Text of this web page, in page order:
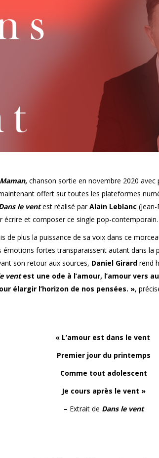
Maman, chanson sortie en novembre 2020 avec
offert sur toutes les plateformes
le ventest réalisé parAlain Leblanc
écrire et composer ce single pop-contemporain.
de plus la puissance de sa voix dans ce
fortes transparaissent autant dans la
son retour aux sources, Daniel Girard rend
ventest une ode à l’amour, l’amour vers
élargir l’horizon de nos pensées. »,
« L’amour est dans le vent
Premier jour du printemps
Comme tout adolescent
Je cours après le vent »
– Extrait de Dans le vent